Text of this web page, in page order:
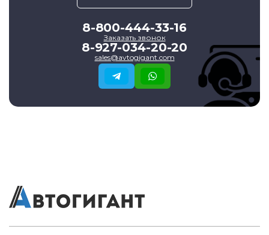
8-800-444-33-16
Заказать звонок
8-927-034-20-20
sales@avtogigant.com